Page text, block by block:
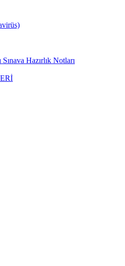
Hazırlık Notları